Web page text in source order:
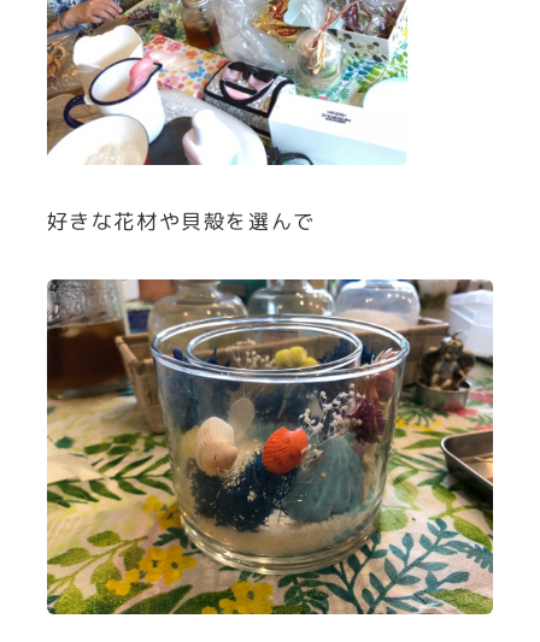
好きな花材や貝殻を選んで